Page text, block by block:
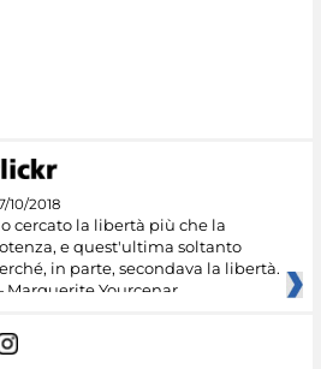
10/2018
cercato la libertà più che la
e quest'ultima soltanto
in parte, secondava la libertà.
Marguerite Yourcenar